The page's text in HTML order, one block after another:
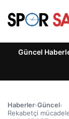
Güncel
Haberler›Güncel›
Rekabetçi